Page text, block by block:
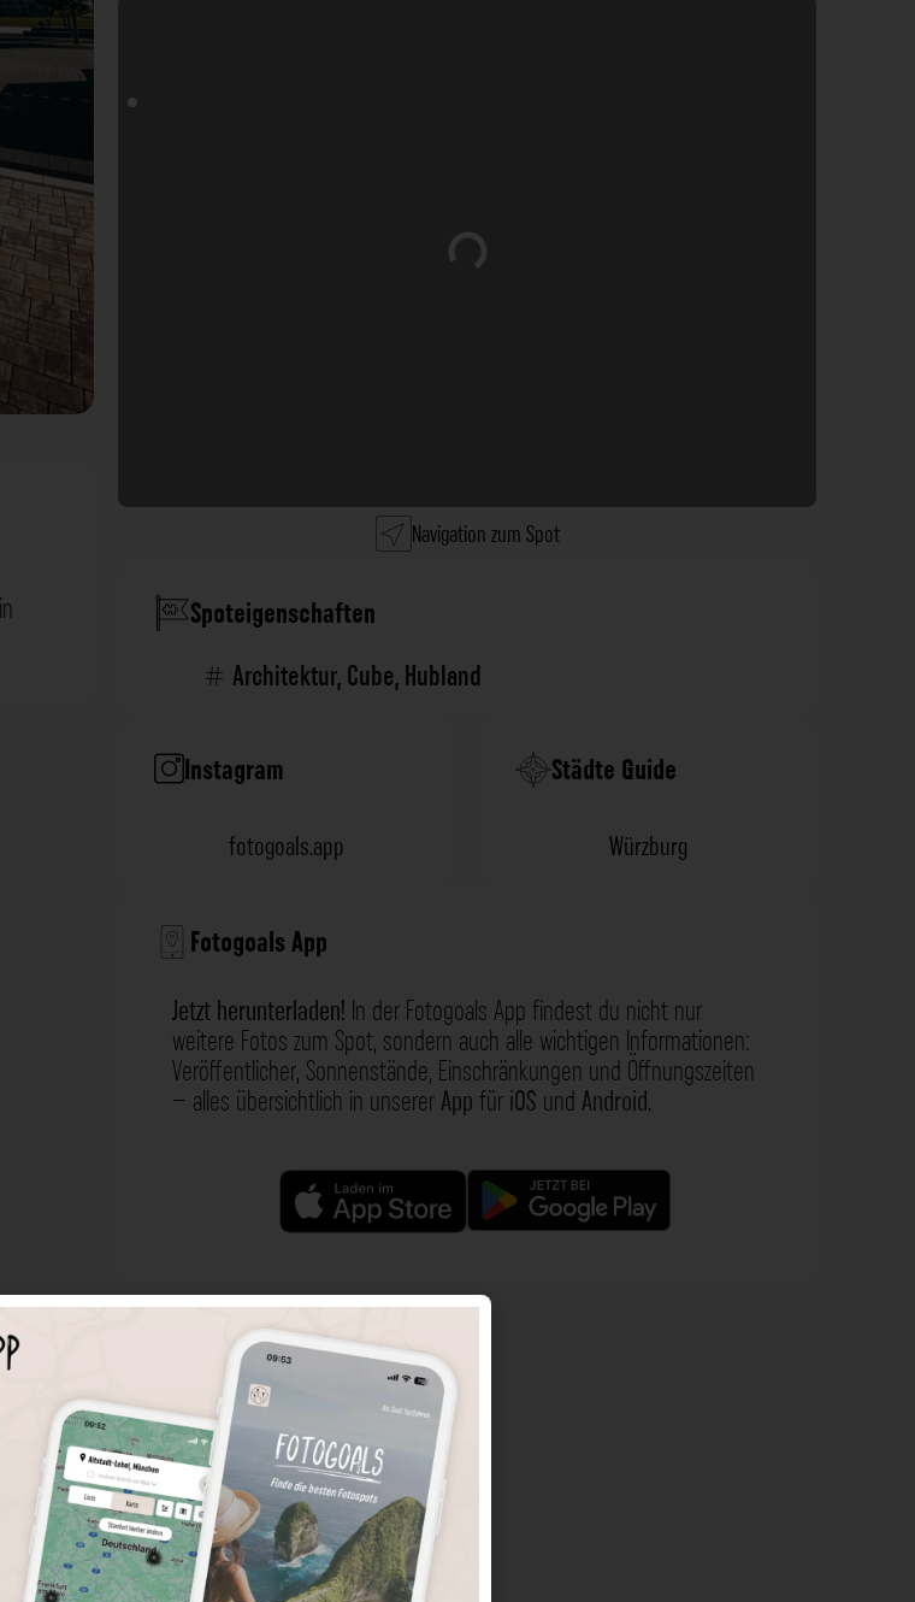
Wird geladen …
Navigation zum Spot
Spoteigenschaften
Architektur,Cube,Hubland
Instagram
fotogoals.app
Städte Guide
Würzburg
Fotogoals App
Jetzt herunterladen! In der Fotogoals App findest du nicht nur
weitere Fotos zum Spot, sondern auch alle wichtigen Informationen:
Veröffentlicher, Sonnenstände, Einschränkungen und Öffnungszeiten
– alles übersichtlich in unsererAppfüriOS undAndroid.